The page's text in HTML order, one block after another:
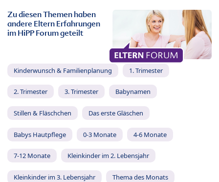
Zu diesen Themen haben
andere Eltern Erfahrungen
im HiPP Forum geteilt
Kinderwunsch & Familienplanung 1. Trimester
2. Trimester 3. Trimester Babynamen
Stillen & Fläschchen Das erste Gläschen
Babys Hautpflege 0-3 Monate 4-6 Monate
7-12 Monate Kleinkinder im 2. Lebensjahr
Kleinkinder im 3. Lebensjahr Thema des Monats